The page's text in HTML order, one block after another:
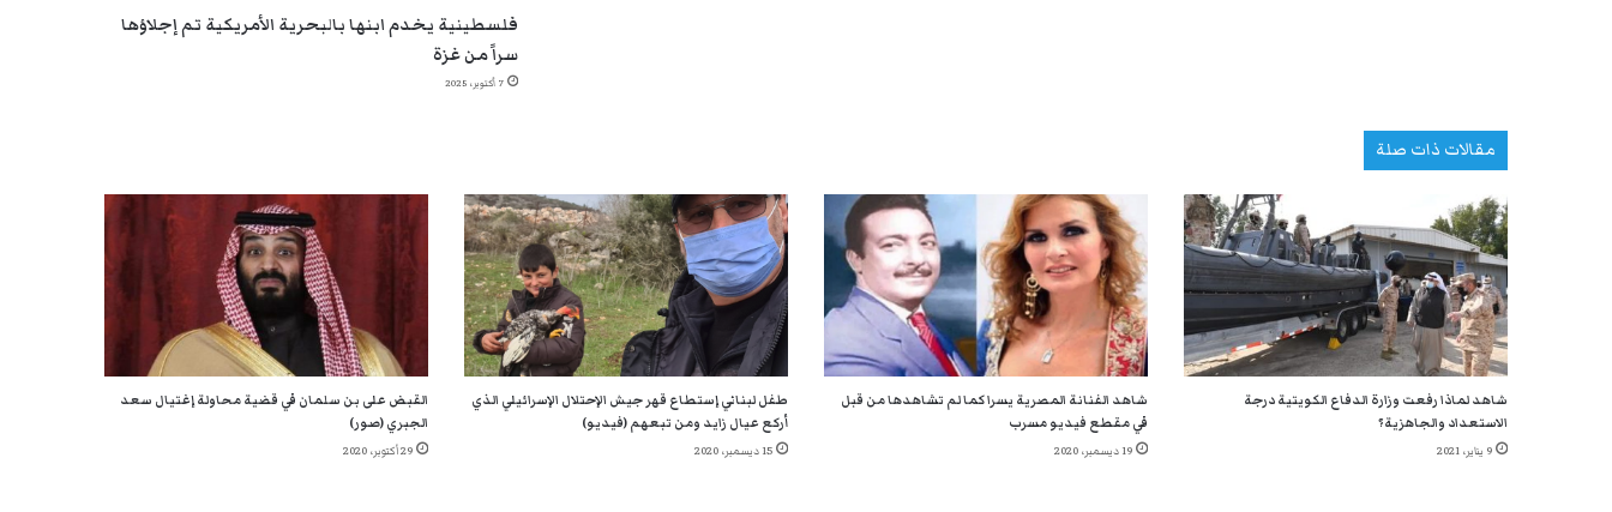
فلسطينية يخدم ابنها بالبحرية الأمريكية تم إجلاؤها
سراً من غزة
7 أكتوبر، 2025
مقالات ذات صلة
شاهد لماذا رفعت وزارة الدفاع الكويتية درجة
الاستعداد والجاهزية؟
9 يناير، 2021
شاهد الفنانة المصرية يسرا كما لم تشاهدها من قبل
في مقطع فيديو مسرب
19 ديسمبر، 2020
طفل لبناني إستطاع قهر جيش الإحتلال الإسرائيلي الذي
أركع عيال زايد ومن تبعهم (فيديو)
15 ديسمبر، 2020
القبض على بن سلمان في قضية محاولة إغتيال سعد
الجبري (صور)
29 أكتوبر، 2020